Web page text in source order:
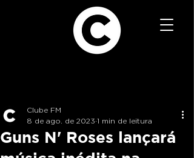
Guns N' Roses lançará
Clube FM
8 de ago. de 2023 1 min de leitura